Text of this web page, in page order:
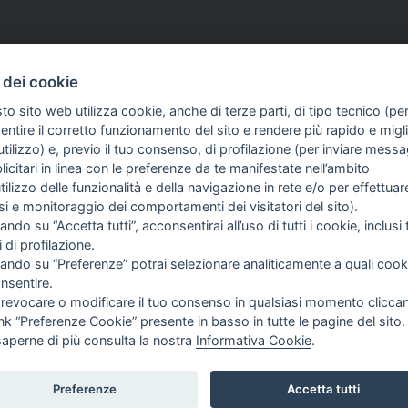
SULL'AZIENDA
SIAMO
GUIDA AGLI ACQUISTI
PROCEDURA DI ACQUISTO
PAGAMENTI
SPEDIZIONI E COSTI
PRIVACY
COOKIE POLICY
PREFERENZE COOKIE
dei cookie
sito web utilizza cookie, anche di terze parti, di tipo tecnico (per
il corretto funzionamento del sito e rendere più rapido e
e, previo il tuo consenso, di profilazione (per inviare
in linea con le preferenze da te manifestate nell’ambito
delle funzionalità e della navigazione in rete e/o per
e monitoraggio dei comportamenti dei visitatori del sito).
su “Accetta tutti”, acconsentirai all’uso di tutti i cookie, inclusi
di profilazione.
su “Preferenze” potrai selezionare analiticamente a quali
revocare o modificare il tuo consenso in qualsiasi momento
“Preferenze Cookie” presente in basso in tutte le pagine del sito.
di più consulta la nostra Informativa Cookie.
Preferenze Accetta tutti